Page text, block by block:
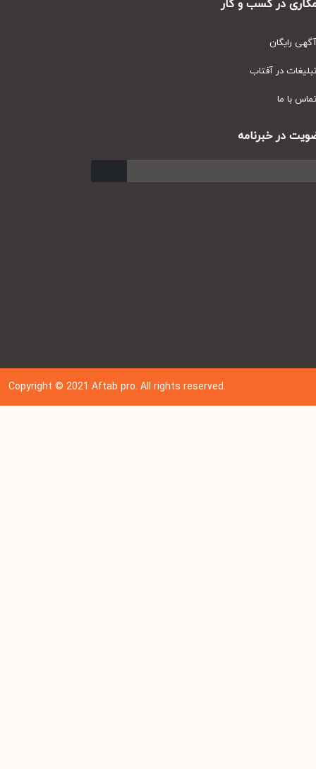
در کسب و کار
رایگان
در آفتاب
با ما
در خبرنامه
Copyright © 202 1Aftab pro. All rights reserved.